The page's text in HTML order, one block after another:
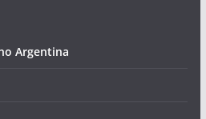
Argentina